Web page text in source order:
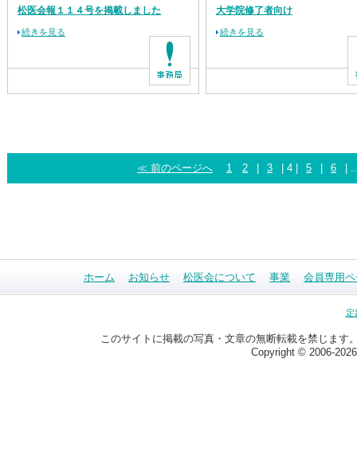
松医会報１１４号を掲載しました
続きを見る
大学院修了者向け
続きを見る
≪ 前のページへ 1 2 3 | 4 | 5 6 |
ホーム お知らせ 松医会について 事業 会員専用
定
このサイトに掲載の写真・文章の無断転載を禁じま
Copyright © 2006-